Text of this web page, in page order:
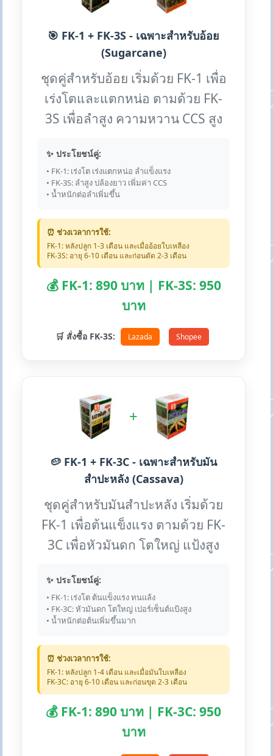
🎯 FK-1 + FK-3S - เฉพาะสำหรับอ้อย
(Sugarcane)
ชุดคู่สำหรับอ้อย เริ่มด้วย FK-1 เพื่อ
เร่งโตและแตกหน่อ ตามด้วย FK-
3S เพื่อลำสูง ความหวาน CCS สูง
✨ ประโยชน์คู่:
• FK-1: เร่งโต เร่งแตกหน่อ ลำแข็งแรง
• FK-3S: ลำสูง ปล้องยาว เพิ่มค่า CCS
• น้ำหนักต่อลำเพิ่มขึ้น
⏰ ช่วงเวลาการใช้:
FK-1: หลังปลูก 1-3 เดือน และเมื่ออ้อยใบเหลือง
FK-3S: อายุ 6-10 เดือน และก่อนตัด 2-3 เดือน
💰 FK-1: 890 บาท | FK-3S: 950
บาท
🛒 สั่งซื้อ FK-3S: Lazada Shopee
+
🥔 FK-1 + FK-3C - เฉพาะสำหรับมัน
สำปะหลัง (Cassava)
ชุดคู่สำหรับมันสำปะหลัง เริ่มด้วย
FK-1 เพื่อต้นแข็งแรง ตามด้วย FK-
3C เพื่อหัวมันดก โตใหญ่ แป้งสูง
✨ ประโยชน์คู่:
• FK-1: เร่งโต ต้นแข็งแรง ทนแล้ง
• FK-3C: หัวมันดก โตใหญ่ เปอร์เซ็นต์แป้งสูง
• น้ำหนักต่อต้นเพิ่มขึ้นมาก
⏰ ช่วงเวลาการใช้:
FK-1: หลังปลูก 1-4 เดือน และเมื่อมันใบเหลือง
FK-3C: อายุ 6-10 เดือน และก่อนขุด 2-3 เดือน
💰 FK-1: 890 บาท | FK-3C: 950
บาท